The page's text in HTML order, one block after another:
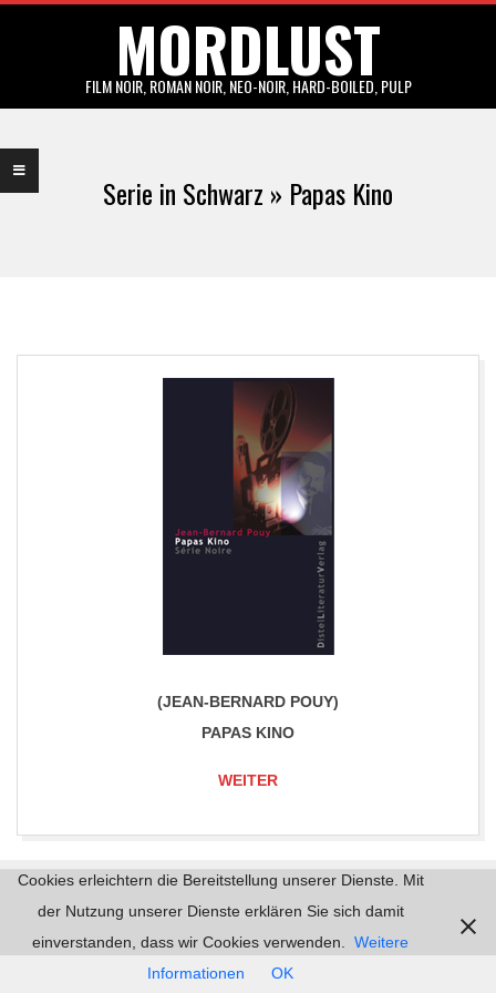
MORDLUST
FILM NOIR, ROMAN NOIR, NEO-NOIR, HARD-BOILED, PULP
Navigation
Serie in Schwarz » Papas Kino
(JEAN-BERNARD POUY)
PAPAS KINO
WEITER
06-
Impressum |Datenschutz | © 2026mordlust.de
Cookies erleichtern die Bereitstellung unserer Dienste. Mit
der Nutzung unserer Dienste erklären Sie sich damit
einverstanden, dass wir Cookies verwenden.
Weitere
Informationen
OK